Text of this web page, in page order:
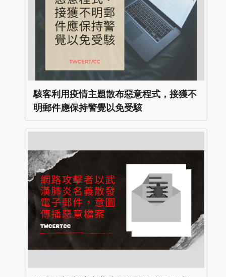
駭客利用疫情主題散布惡意程式，接獲不
明郵件應保持警覺以免受駭